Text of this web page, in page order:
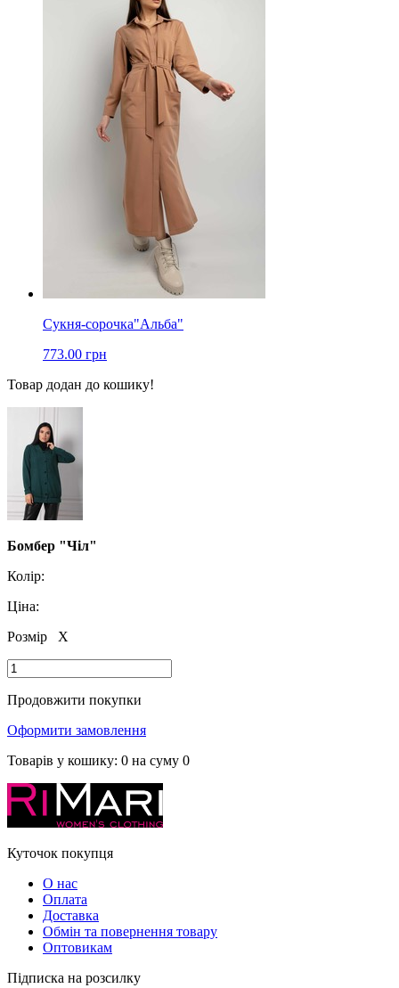
Сукня-сорочка"Альба"
773.00 грн
Товар додан до кошику!
Бомбер "Чіл"
Колір:
Ціна:
Розмір
X
Продовжити покупки
Оформити замовлення
Товарів у кошику: 0 на суму 0
Куточок покупця
О нас
Оплата
Доставка
Обмін та повернення товару
Оптовикам
Підписка на розсилку